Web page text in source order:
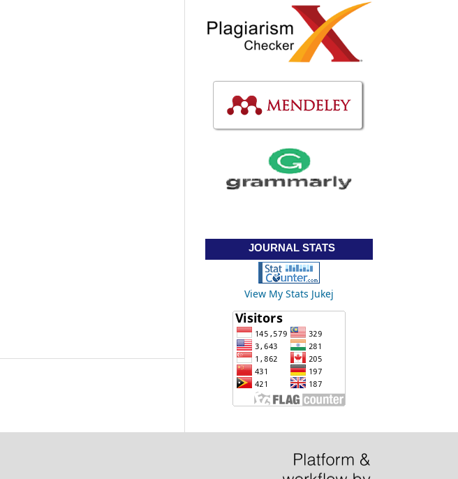
JOURNAL STATS
View My Stats Jukej